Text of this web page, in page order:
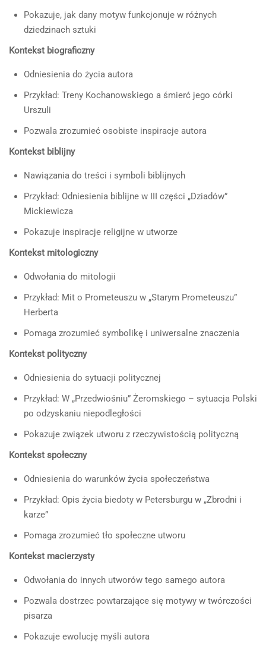
Pokazuje, jak dany motyw funkcjonuje w różnych
dziedzinach sztuki
Kontekst biograficzny
Odniesienia do życia autora
Przykład: Treny Kochanowskiego a śmierć jego córki
Urszuli
Pozwala zrozumieć osobiste inspiracje autora
Kontekst biblijny
Nawiązania do treści i symboli biblijnych
Przykład: Odniesienia biblijne w III części „Dziadów”
Mickiewicza
Pokazuje inspiracje religijne w utworze
Kontekst mitologiczny
Odwołania do mitologii
Przykład: Mit o Prometeuszu w „Starym Prometeuszu”
Herberta
Pomaga zrozumieć symbolikę i uniwersalne znaczenia
Kontekst polityczny
Odniesienia do sytuacji politycznej
Przykład: W „Przedwiośniu” Żeromskiego – sytuacja Polski
po odzyskaniu niepodległości
Pokazuje związek utworu z rzeczywistością polityczną
Kontekst społeczny
Odniesienia do warunków życia społeczeństwa
Przykład: Opis życia biedoty w Petersburgu w „Zbrodni i
karze”
Pomaga zrozumieć tło społeczne utworu
Kontekst macierzysty
Odwołania do innych utworów tego samego autora
Pozwala dostrzec powtarzające się motywy w twórczości
pisarza
Pokazuje ewolucję myśli autora